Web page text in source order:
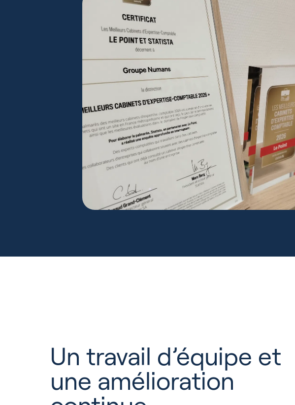
Un travail d’équipe et
une amélioration